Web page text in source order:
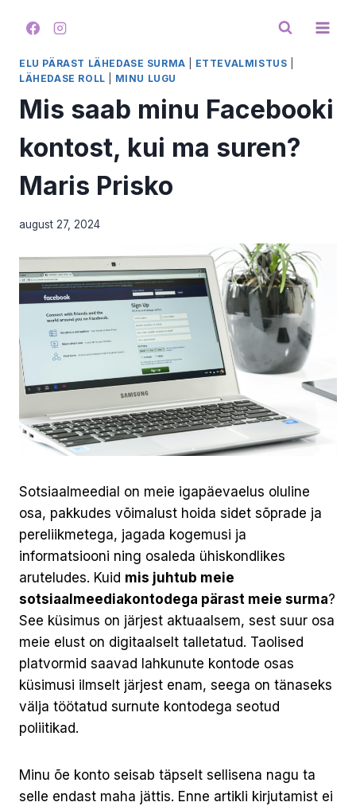
ELU PÄRAST LÄHEDASE SURMA ETTEVALMISTUS
LÄHEDASE ROLL
MINU LUGU
Mis saab minu Facebooki
kontost, kui ma suren?
Maris Prisko
august 27, 2024
Sotsiaalmeedial on meie igapäevaelus oluline
osa, pakkudes võimalust hoida sidet sõprade ja
pereliikmetega, jagada kogemusi ja
informatsiooni ning osaleda ühiskondlikes
aruteludes. Kuid mis juhtub meie
sotsiaalmeediakontodega pärast meie surma?
See küsimus on järjest aktuaalsem, sest suur osa
meie elust on digitaalselt talletatud. Taolised
platvormid saavad lahkunute kontode osas
küsimusi ilmselt järjest enam, seega on tänaseks
välja töötatud surnute kontodega seotud
poliitikad.
Minu õe konto seisab täpselt sellisena nagu ta
selle endast maha jättis. Enne artikli kirjutamist ei